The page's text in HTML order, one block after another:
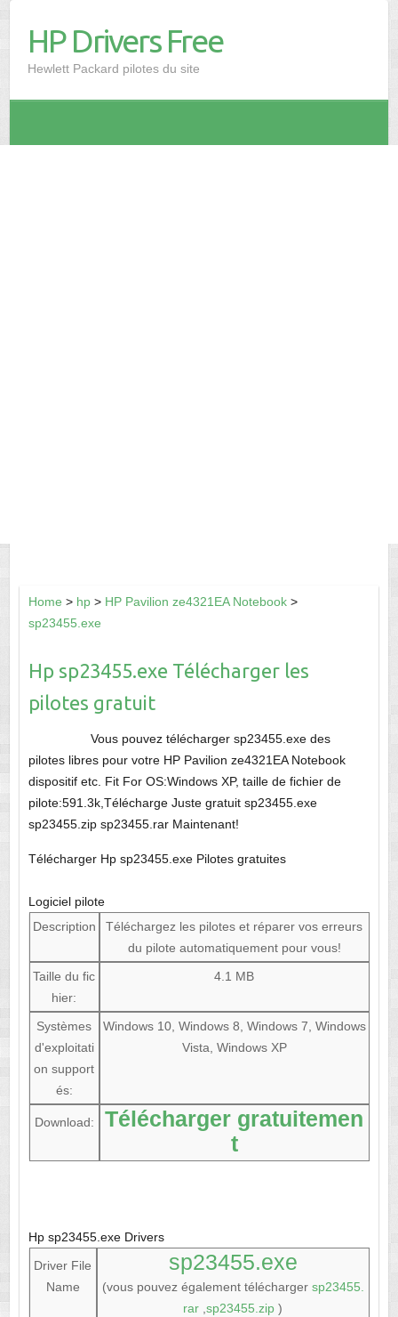
HP Drivers Free
Hewlett Packard pilotes du site
Home > hp> HP Pavilion ze4321EA Notebook>
sp23455.exe
Hp sp23455.exe Télécharger les
pilotes gratuit
Vous pouvez télécharger sp23455.exe des
pilotes libres pour votre HP Pavilion ze4321EA Notebook
dispositif etc. Fit For OS:Windows XP, taille de fichier de
pilote:591.3k,Télécharge Juste gratuit sp23455.exe
sp23455.zip sp23455.rar Maintenant!
Télécharger Hp sp23455.exe Pilotes gratuites
Logiciel pilote
Description
Téléchargez les pilotes et réparer vos erreurs
du pilote automatiquement pour vous!
Taille du fic
hier:
4.1 MB
Systèmes
d'exploitati
on support
és:
Windows 10, Windows 8, Windows 7, Windows
Vista, Windows XP
Download:
Télécharger gratuitemen
t
Hp sp23455.exe Drivers
Driver File
Name
sp23455.exe
(vous pouvez également télécharger sp23455.
rar ,sp23455.zip )